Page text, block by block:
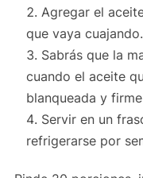
Agregar el
que vaya cuajando.
Sabrás que la
cuando el aceite
blanqueada y
Servir en un
refrigerarse por